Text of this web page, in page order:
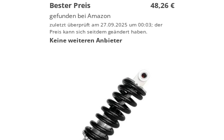
Bester Preis
48,26 €
gefunden bei Amazon
zuletzt überprüft am 27.09.2025 um 00:03; der
Preis kann sich seitdem geändert haben.
Keine weiteren Anbieter